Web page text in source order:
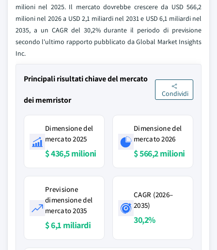
milioni nel 2025. Il mercato dovrebbe crescere da USD 566,2
milioni nel 2026 a USD 2,1 miliardi nel 2031 e USD 6,1 miliardi nel
2035, a un CAGR del 30,2% durante il periodo di previsione
secondo l'ultimo rapporto pubblicato da Global Market Insights
Inc.
Principali risultati chiave del mercato
dei memristor
Condividi
Dimensione del
mercato 2025
$ 436,5 milioni
Dimensione del
mercato 2026
$ 566,2 milioni
Previsione
dimensione del
mercato 2035
$ 6,1 miliardi
CAGR (2026–
2035)
30,2%